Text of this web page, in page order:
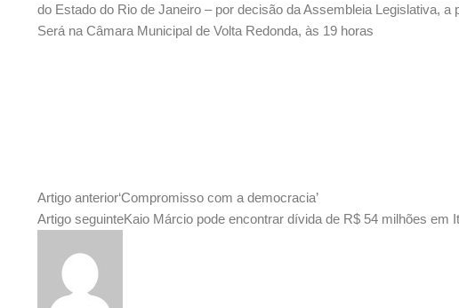
do Estado do Rio de Janeiro – por decisão da Assembleia Legislativa,
Será na Câmara Municipal de Volta Redonda, às 19 horas
Artigo anterior‘Compromisso com a democracia’
Artigo seguinteKaio Márcio pode encontrar dívida de R$ 54 milhões em